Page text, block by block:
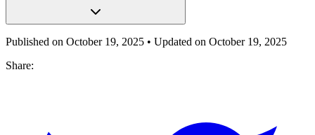
Published on October 19, 2025 • Updated on October 19, 2025
Share: